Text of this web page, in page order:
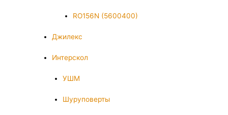
RO156N (5600400)
Джилекс
Интерскол
УШМ
Шуруповерты